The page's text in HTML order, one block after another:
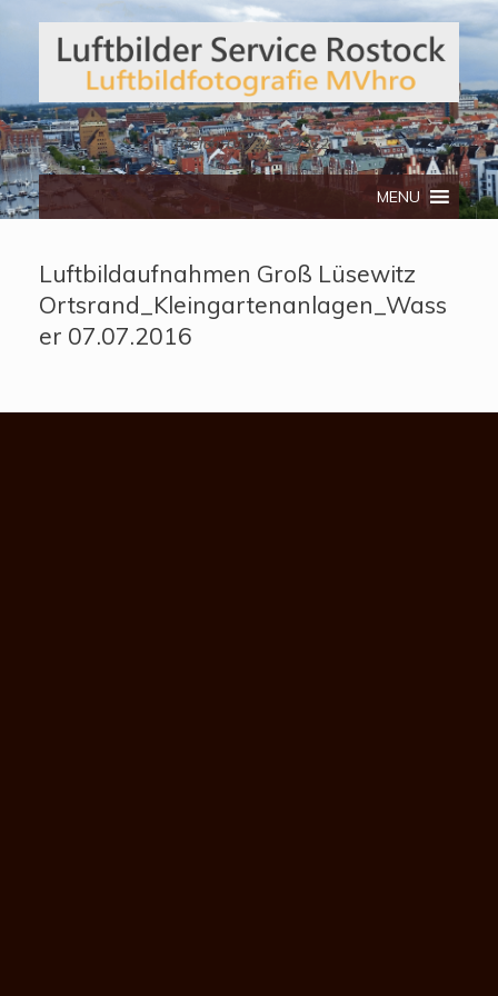
Telefon: 0172/3134512
MENU
Luftbildaufnahmen Groß Lüsewitz
Ortsrand_Kleingartenanlagen_Wass
er 07.07.2016